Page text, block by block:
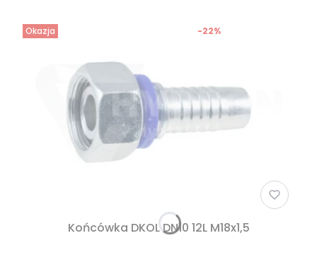
Okazja
Końcówka DKOL DN10 12L M18x1,5
-22%